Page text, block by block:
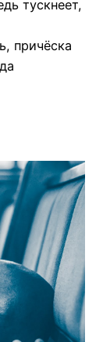
тускнеет,
причёска